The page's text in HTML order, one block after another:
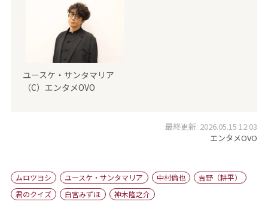
ユースケ・サンタマリア
（C）エンタメOVO
最終更新: 2026.05.15 12:03
エンタメOVO
ムロツヨシ ユースケ・サンタマリア 中村倫也
吉野（耕平）
君のクイズ
白宮みずほ 神木隆之介